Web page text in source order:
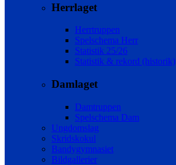
Herrlaget
Herrtruppen
Spelschema Herr
Statistik 25/26
Statistik & rekord (historik)
Damlaget
Damtruppen
Spelschema Dam
Ungdomslag
Skridskokul
Bandygymnasiet
Bildgallerier